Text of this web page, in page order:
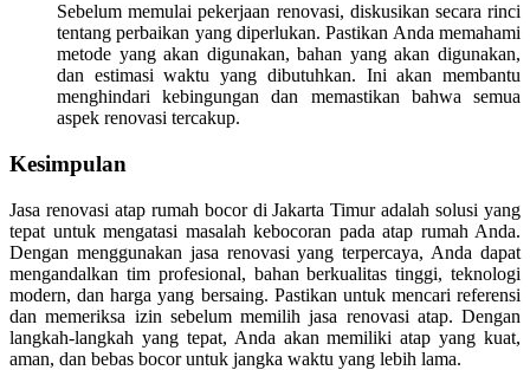
Sebelum memulai pekerjaan renovasi, diskusikan secara rinci
tentang perbaikan yang diperlukan. Pastikan Anda memahami
metode yang akan digunakan, bahan yang akan digunakan,
dan estimasi waktu yang dibutuhkan. Ini akan membantu
menghindari kebingungan dan memastikan bahwa semua
aspek renovasi tercakup.
Kesimpulan
Jasa renovasi atap rumah bocor di Jakarta Timur adalah solusi yang
tepat untuk mengatasi masalah kebocoran pada atap rumah Anda.
Dengan menggunakan jasa renovasi yang terpercaya, Anda dapat
mengandalkan tim profesional, bahan berkualitas tinggi, teknologi
modern, dan harga yang bersaing. Pastikan untuk mencari referensi
dan memeriksa izin sebelum memilih jasa renovasi atap. Dengan
langkah-langkah yang tepat, Anda akan memiliki atap yang kuat,
aman, dan bebas bocor untuk jangka waktu yang lebih lama.